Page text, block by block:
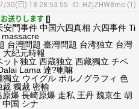
30(日) 18:28:53.55
ID: HZjZHW8mo (1)
送りします []
門事件 中国六四真相 六四事件 Ti
台灣問題 臺灣問題 台湾独立 台灣
紀元時報
ト独立 西蔵独立 西藏獨立 チベ
Lama 達?喇嘛
立 ウイグル ポルノグラフィ 色
獨裁 密輸
爆 長崎原爆 走私 王丹 魏京生 胡
国 シナ